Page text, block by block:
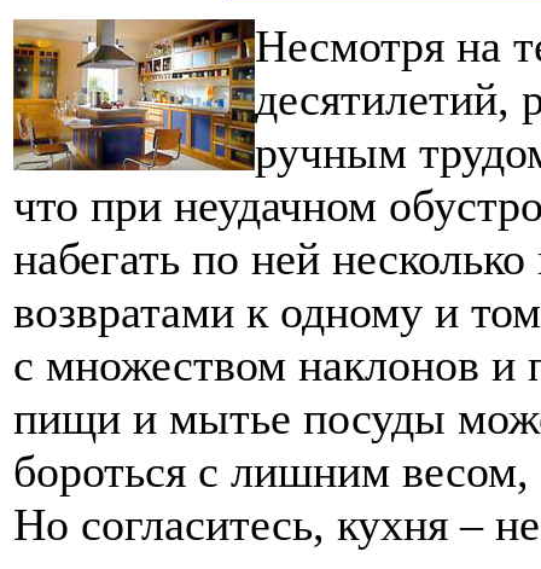
Несмотря на
десятилетий,
ручным
что при неудачном
набегать по ней
возвратами к одному и
с множеством наклонов и
пищи и мытье посуды
бороться с лишним
Но согласитесь, кухня –